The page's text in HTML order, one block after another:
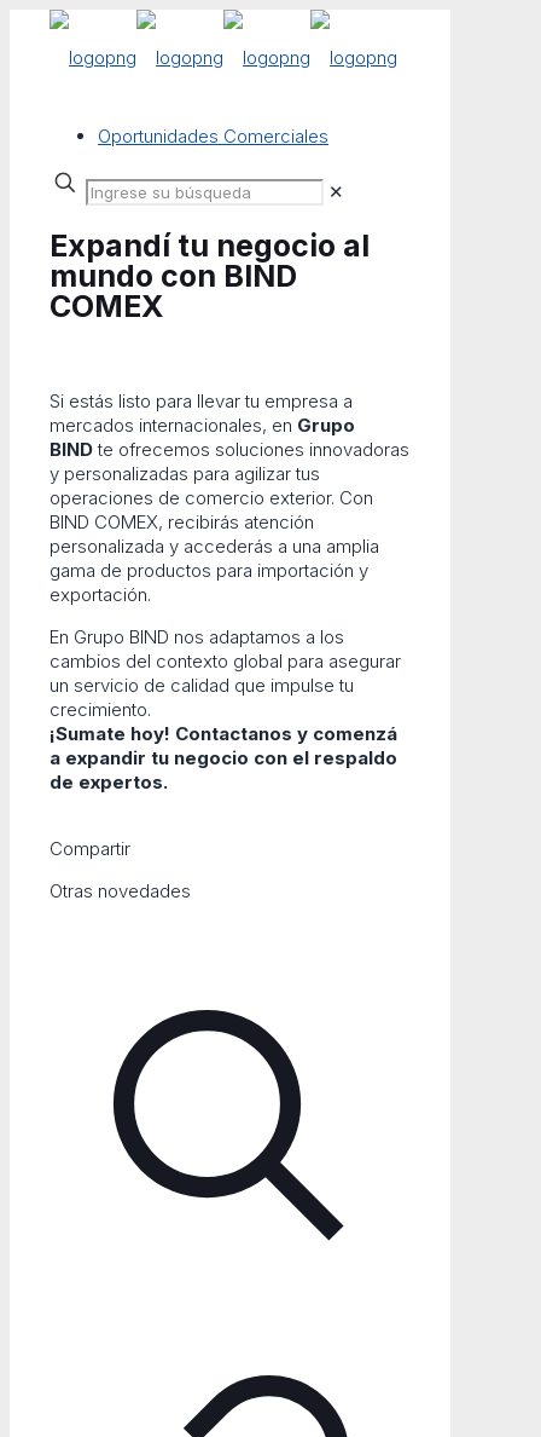
Oportunidades Comerciales
✕
Expandí tu negocio al
mundo con BIND
COMEX
Si estás listo para llevar tu empresa a
mercados internacionales, en Grupo
BINDte ofrecemos soluciones innovadoras
y personalizadas para agilizar tus
operaciones de comercio exterior. Con
BIND COMEX, recibirás atención
personalizada y accederás a una amplia
gama de productos para importación y
exportación.
En Grupo BIND nos adaptamos a los
cambios del contexto global para asegurar
un servicio de calidad que impulse tu
crecimiento.
¡Sumate hoy! Contactanos y comenzá
a expandir tu negocio con el respaldo
de expertos.
Compartir
Otras novedades